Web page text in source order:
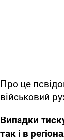
Про це
військовий
Випадки
так і в